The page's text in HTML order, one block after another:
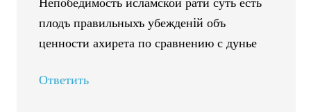
плодъ правильныхъ убежденiй объ
ценности ахирета по сравнению с дунье
Ответить